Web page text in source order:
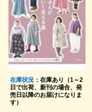
在庫状況：在庫あり（1～2
日で出荷、新刊の場合、発
売日以降のお届けになりま
す）